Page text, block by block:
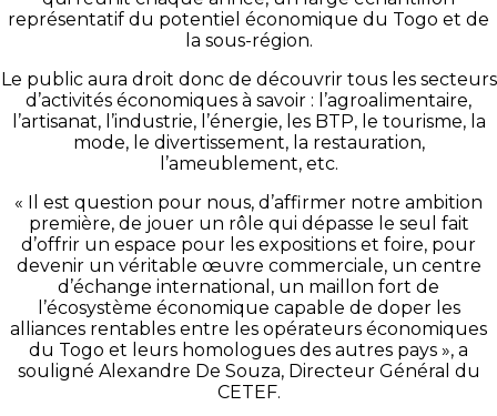
représentatif du potentiel économique du Togo et de
la sous-région.
Le public aura droit donc de découvrir tous les secteurs
d’activités économiques à savoir : l’agroalimentaire,
l’artisanat, l’industrie, l’énergie, les BTP, le tourisme, la
mode, le divertissement, la restauration,
l’ameublement, etc.
« Il est question pour nous, d’affirmer notre ambition
première, de jouer un rôle qui dépasse le seul fait
d’offrir un espace pour les expositions et foire, pour
devenir un véritable œuvre commerciale, un centre
d’échange international, un maillon fort de
l’écosystème économique capable de doper les
alliances rentables entre les opérateurs économiques
du Togo et leurs homologues des autres pays », a
souligné Alexandre De Souza, Directeur Général du
CETEF.